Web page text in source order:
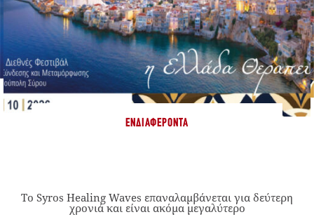
ΕΝΔΙΑΦΈΡΟΝΤΑ
Το Syros Healing Waves επαναλαμβάνεται για δεύτερη
χρονιά και είναι ακόμα μεγαλύτερο